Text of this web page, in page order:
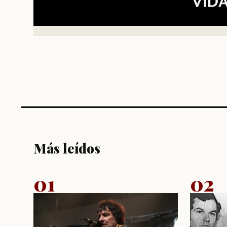
Más leídos
01 02